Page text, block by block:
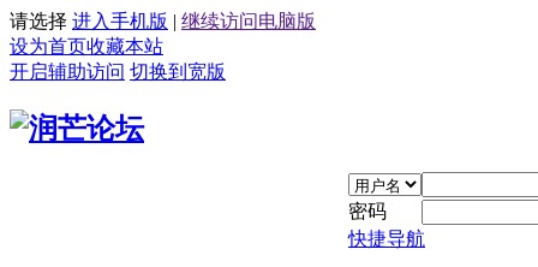
请选择 进入手机版 | 继续访问电脑版
设为首页收藏本站
开启辅助访问 切换到宽版
密码
快捷导航